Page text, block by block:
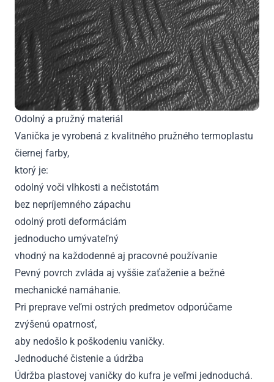
Odolný a pružný materiál
Vanička je vyrobená z kvalitného pružného termoplastu
čiernej farby,
ktorý je:
odolný voči vlhkosti a nečistotám
bez nepríjemného zápachu
odolný proti deformáciám
jednoducho umývateľný
vhodný na každodenné aj pracovné používanie
Pevný povrch zvláda aj vyššie zaťaženie a bežné
mechanické namáhanie.
Pri preprave veľmi ostrých predmetov odporúčame
zvýšenú opatrnosť,
aby nedošlo k poškodeniu vaničky.
Jednoduché čistenie a údržba
Údržba plastovej vaničky do kufra je veľmi jednoduchá.